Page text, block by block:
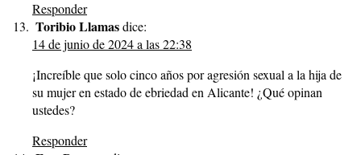
Responder
Toribio Llamasdice:
14 de junio de 2024 a las 22:38
¡Increíble que solo cinco años por agresión sexual a la hija de
su mujer en estado de ebriedad en Alicante! ¿Qué opinan
ustedes?
Responder